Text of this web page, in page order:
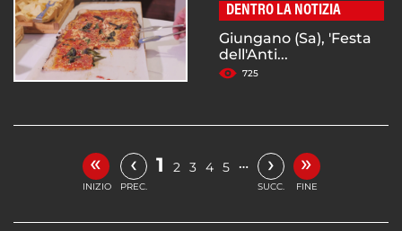
DENTRO LA NOTIZIA
Giungano (Sa), 'Festa
dell'Anti...
725
«
INIZIO
‹
PREC.
1 2 3 4 5 … ›
SUCC.
»
FINE